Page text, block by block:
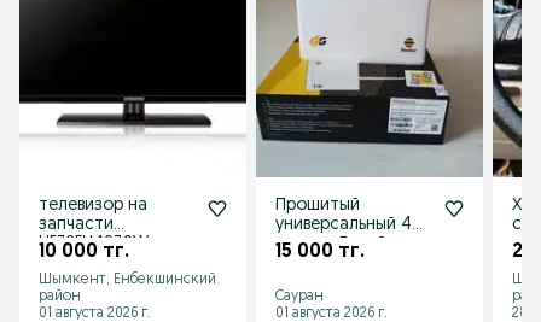
телевизор на
запчасти
UE32EH4030W
подсветка Т-кон
светодиоды
10 000 тг.
Шымкент, Енбекшинский
район
01 августа 2026 г.
Прошитый
универсальный 4G
роутер Билайн
15 000 тг.
Сауран
01 августа 2026 г.
2
28